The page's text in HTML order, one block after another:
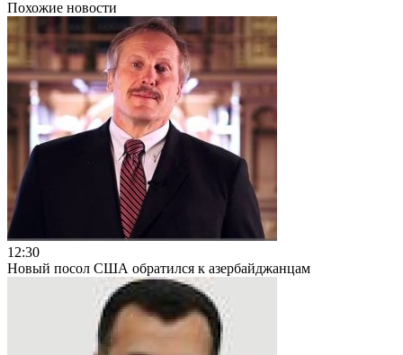
Похожие новости
12:30
Новый посол США обратился к азербайджанцам